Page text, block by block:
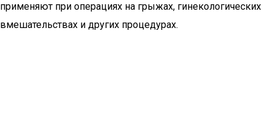
применяют при операциях на грыжах, гинекологических
вмешательствах и других процедурах.